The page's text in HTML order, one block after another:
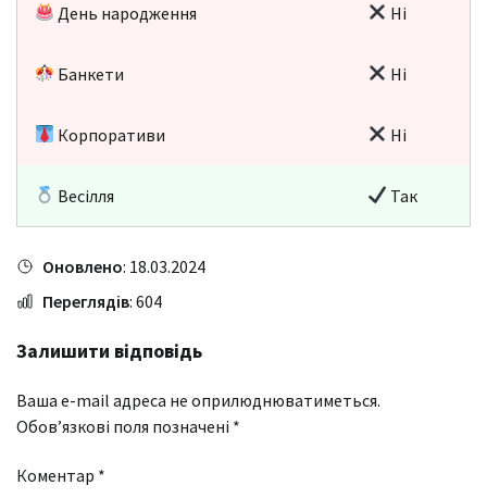
День народження Ні
Банкети Ні
Корпоративи Ні
Весілля Так
Оновлено: 18.03.2024
Переглядів: 604
Залишити відповідь
Ваша e-mail адреса не оприлюднюватиметься.
Обов’язкові поля позначені *
Коментар *